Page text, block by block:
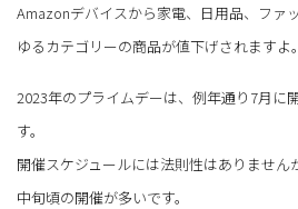
Amazonデバイスから家電、日用品、ファ
ゆるカテゴリーの商品が値下げされますよ。
2023年のプライムデーは、例年通り7月に
す。
開催スケジュールには法則性はありません
中旬頃の開催が多いです。